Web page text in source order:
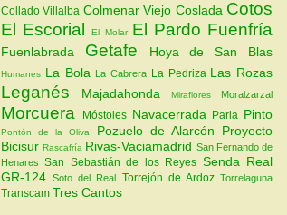
Collado Villalba Colmenar Viejo Coslada Cotos
El EscorialEl Molar El Pardo Fuenfría
Fuenlabrada Getafe Hoya de San Blas
Humanes La Bola La Cabrera La Pedriza Las Rozas
Leganés Majadahonda Miraflores Moralzarzal
Morcuera Móstoles Navacerrada Parla Pinto
Pontón de la Oliva Pozuelo de Alarcón Proyecto
BicisurRascafría Rivas-Vaciamadrid San Fernando de
HenaresSan Sebastián de los Reyes Senda Real
GR-124Soto del Real Torrejón de ArdozTorrelaguna
Transcam Tres Cantos